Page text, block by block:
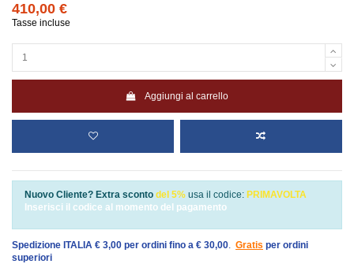
410,00 €
Tasse incluse
Aggiungi al carrello
Nuovo Cliente? Extra sconto del 5% usa il codice: PRIMAVOLTA
Inserisci il codice al momento del pagamento
Spedizione ITALIA € 3,00 per ordini fino a € 30,00 Gratis per ordini
superiori